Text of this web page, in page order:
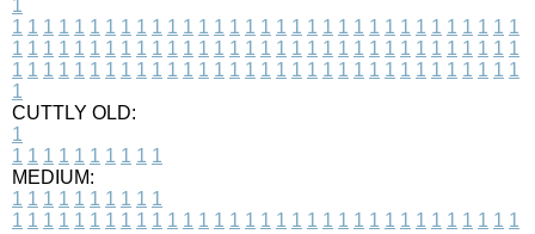
1
1 1 1 1 1 1 1 1 1 1 1 1 1 1 1 1 1 1 1 1 1 1 1 1 1 1 1 1 1 1 1 1 1
1 1 1 1 1 1 1 1 1 1 1 1 1 1 1 1 1 1 1 1 1 1 1 1 1 1 1 1 1 1 1 1 1
1 1 1 1 1 1 1 1 1 1 1 1 1 1 1 1 1 1 1 1 1 1 1 1 1 1 1 1 1 1 1 1 1
1
CUTTLY OLD:
1
1 1 1 1 1 1 1 1 1 1
MEDIUM:
1 1 1 1 1 1 1 1 1 1
1 1 1 1 1 1 1 1 1 1 1 1 1 1 1 1 1 1 1 1 1 1 1 1 1 1 1 1 1 1 1 1 1